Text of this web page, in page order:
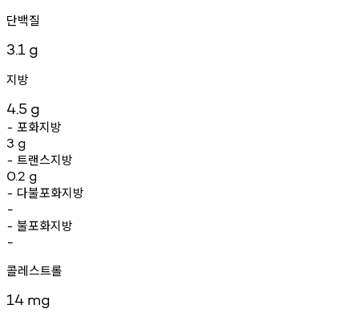
단백질
3.1 g
지방
4.5 g
- 포화지방
3 g
- 트랜스지방
0.2 g
- 다불포화지방
-
- 불포화지방
-
콜레스트롤
14 mg